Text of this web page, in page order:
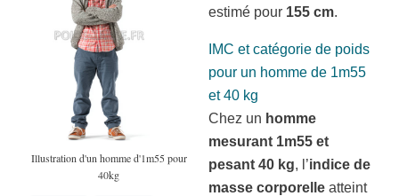
Illustration d'un homme d'1m55 pour
40kg
estimé pour 155 cm.
IMC et catégorie de poids
pour un homme de 1m55
et 40 kg
Chez un homme
mesurant 1m55 et
pesant 40 kg, l’indice de
masse corporelle atteint